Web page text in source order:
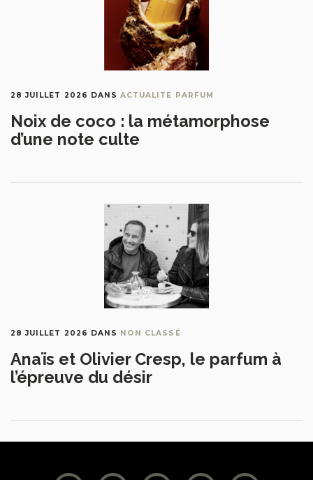
28 JUILLET 2026 DANSACTUALITE PARFUM
Noix de coco : la métamorphose
d’une note culte
28 JUILLET 2026 DANS NON CLASSÉ
Anaïs et Olivier Cresp, le parfum à
l’épreuve du désir